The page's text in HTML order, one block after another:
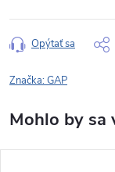
Opýtať sa
Značka:GAP